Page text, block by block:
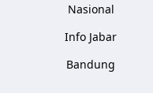
Nasional
Info Jabar
Bandung